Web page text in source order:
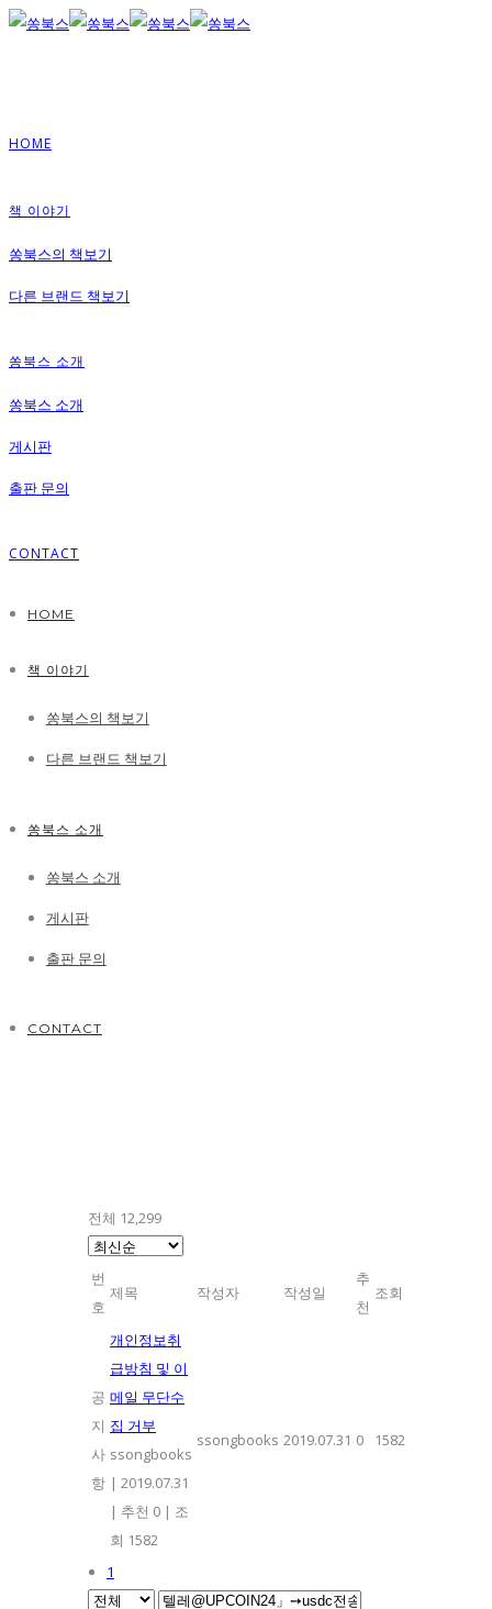
HOME
책 이야기
쏭북스의 책보기
다른 브랜드 책보기
쏭북스 소개
쏭북스 소개
게시판
출판 문의
CONTACT
HOME
책 이야기
쏭북스의 책보기
다른 브랜드 책보기
쏭북스 소개
쏭북스 소개
게시판
출판 문의
CONTACT
전체 12,299
번
호
제목 작성자 작성일
추
천
조회
공
지
사
항
개인정보취
급방침 및 이
메일 무단수
집 거부
ssongbooks
| 2019.07.31
| 추천 0 | 조
회 1582
ssongbooks 2019.07.31 0 1582
1